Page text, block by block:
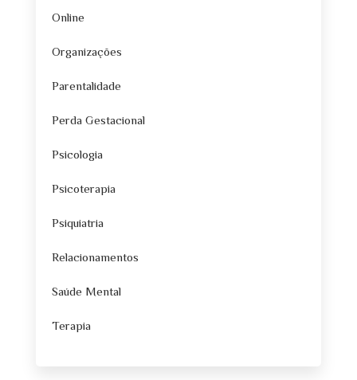
Online
Organizações
Parentalidade
Perda Gestacional
Psicologia
Psicoterapia
Psiquiatria
Relacionamentos
Saúde Mental
Terapia